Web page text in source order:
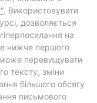
. Використовувати
дозволяється
на
нижче першого
перевищувати
тексту, зміни
більшого обсягу
письмового